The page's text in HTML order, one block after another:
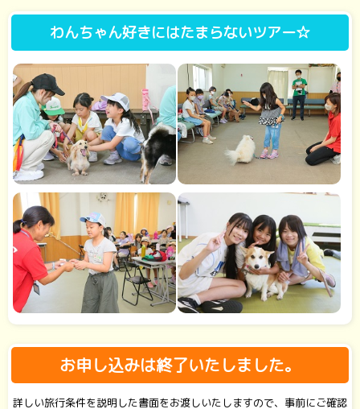
わんちゃん好きにはたまらないツアー☆
お申し込みは終了いたしました。
詳しい旅行条件を説明した書面をお渡しいたしますので、事前にご確認